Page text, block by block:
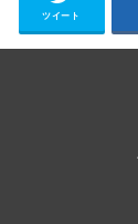
ツイート